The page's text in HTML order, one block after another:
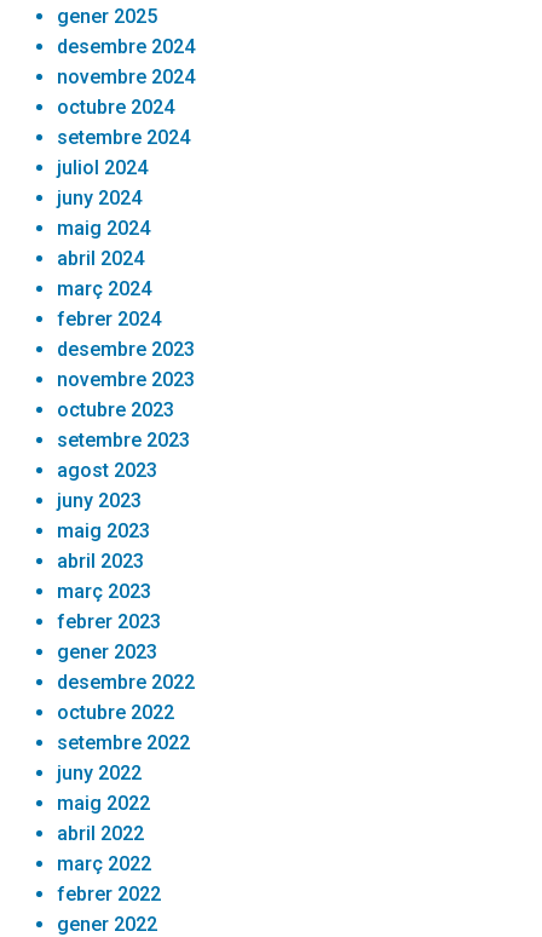
gener 2025
desembre 2024
novembre 2024
octubre 2024
setembre 2024
juliol 2024
juny 2024
maig 2024
abril 2024
març 2024
febrer 2024
desembre 2023
novembre 2023
octubre 2023
setembre 2023
agost 2023
juny 2023
maig 2023
abril 2023
març 2023
febrer 2023
gener 2023
desembre 2022
octubre 2022
setembre 2022
juny 2022
maig 2022
abril 2022
març 2022
febrer 2022
gener 2022